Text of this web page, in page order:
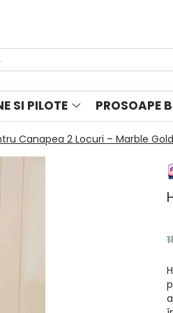
SI PILOTE PROSOAPE
Canapea 2 Locuri – Marble Gold